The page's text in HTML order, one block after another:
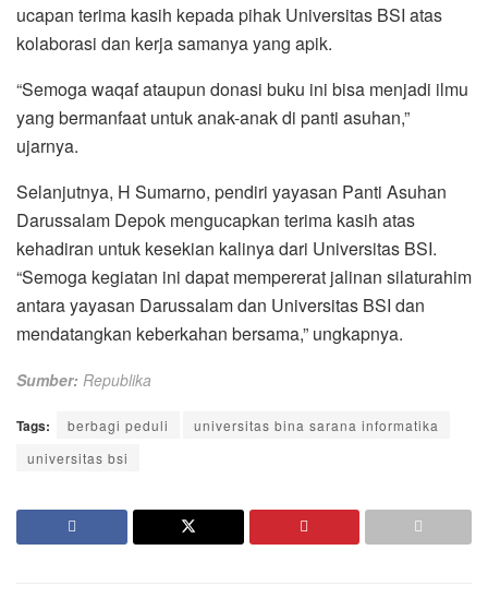
ucapan terima kasih kepada pihak Universitas BSI atas
kolaborasi dan kerja samanya yang apik.
“Semoga waqaf ataupun donasi buku ini bisa menjadi ilmu
yang bermanfaat untuk anak-anak di panti asuhan,”
ujarnya.
Selanjutnya, H Sumarno, pendiri yayasan Panti Asuhan
Darussalam Depok mengucapkan terima kasih atas
kehadiran untuk kesekian kalinya dari Universitas BSI.
“Semoga kegiatan ini dapat mempererat jalinan silaturahim
antara yayasan Darussalam dan Universitas BSI dan
mendatangkan keberkahan bersama,” ungkapnya.
Sumber: Republika
Tags: berbagi peduli
universitas bina sarana informatika
universitas bsi